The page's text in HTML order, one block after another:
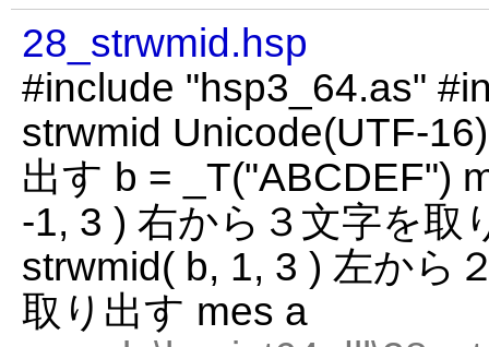
28_strwmid.hsp
#include "hsp3_64.as"
strwmid Unicode(UTF-
出す b = _T("ABCDEF")
-1, 3 ) 右から３文字を取
strwmid( b, 1, 3 ) 左から
取り出す mes a